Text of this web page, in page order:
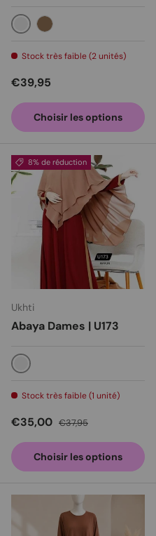
Vert
Stock très faible (2 unités)
Prix habituel
€39,95
Choisir les options
8% de réduction
Ukhti
Abaya Dames | U173
Bordeaux
Stock très faible (1 unité)
Prix soldé
€35,00 Prix habituel
€37,95
Choisir les options